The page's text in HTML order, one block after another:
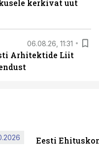
kerkivat uut
06.08.26, 11:31
Arhitektide Liit
Eesti